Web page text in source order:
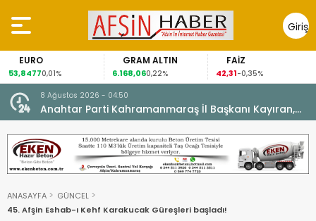
Giriş
Yap
GRAM ALTIN
6.168,06
FAİZ
42,31-0,35% 88,60
8 Ağustos 2026 - 04:50
Anahtar Parti Kahramanmaraş İl Başkanı Kayıran,
Afşin Teşkilatı ile buluştu.
ANASAYFA
GÜNCEL
45. Afşin Eshab-ı Kehf Karakucak Güreşleri başladı!